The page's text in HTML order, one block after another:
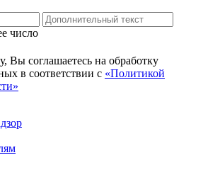
число
Вы соглашаетесь на обработку
в соответствии с «Политикой